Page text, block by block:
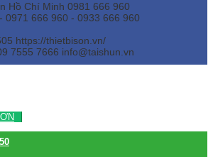
Hồ Chí Minh 0981 666 960
0971 666 960 - 0933 666 960
https://thietbison.vn/
7555 7666 info@taishun.vn